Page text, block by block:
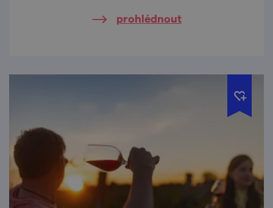
prohlédnout